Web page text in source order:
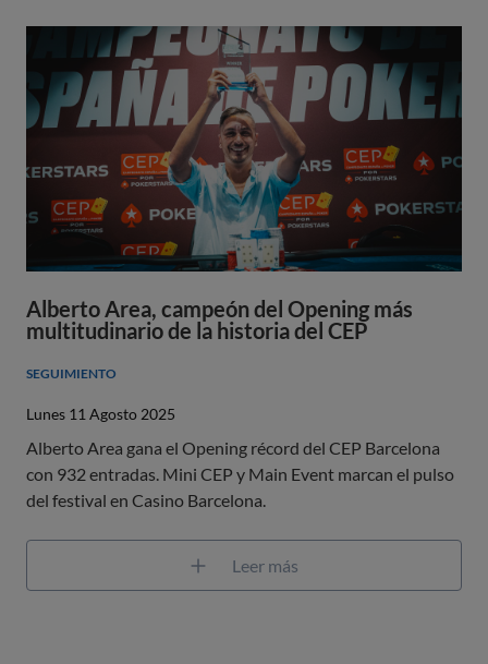
Alberto Area, campeón del Opening más
multitudinario de la historia del CEP
SEGUIMIENTO
Lunes 11 Agosto 2025
Alberto Area gana el Opening récord del CEP Barcelona
con 932 entradas. Mini CEP y Main Event marcan el pulso
del festival en Casino Barcelona.
Leer más